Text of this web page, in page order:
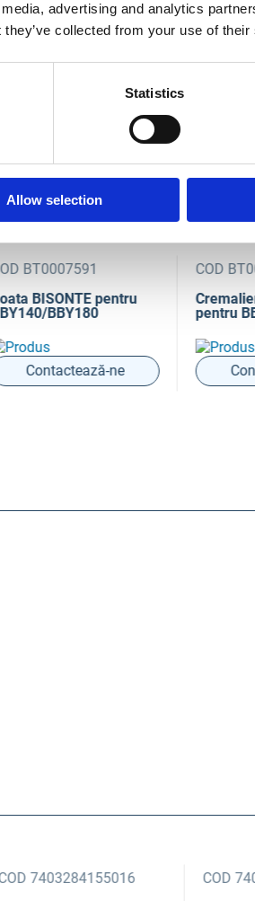
advertising and analytics
collected from your use of
Statistics
Allow selection
CERTIFICAT CE
BT0007591
BISONTE pentru
BBY180
Contactează-ne
COD
Cremaliera
pentru
7403284155016
COD